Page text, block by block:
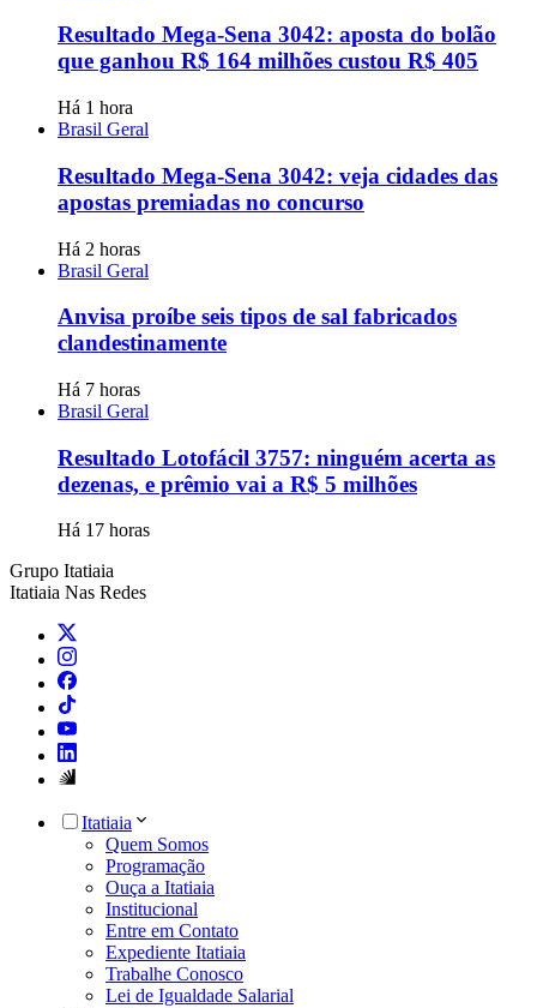
Resultado Mega-Sena 3042: aposta do bolão
que ganhou R$ 164 milhões custou R$ 405
Há 1 hora
Brasil Geral
Resultado Mega-Sena 3042: veja cidades das
apostas premiadas no concurso
Há 2 horas
Brasil Geral
Anvisa proíbe seis tipos de sal fabricados
clandestinamente
Há 7 horas
Brasil Geral
Resultado Lotofácil 3757: ninguém acerta as
dezenas, e prêmio vai a R$ 5 milhões
Há 17 horas
Grupo Itatiaia
Itatiaia Nas Redes
Itatiaia
Quem Somos
Programação
Ouça a Itatiaia
Institucional
Entre em Contato
Expediente Itatiaia
Trabalhe Conosco
Lei de Igualdade Salarial